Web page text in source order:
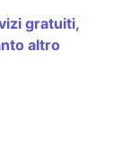
gratuiti,
altro